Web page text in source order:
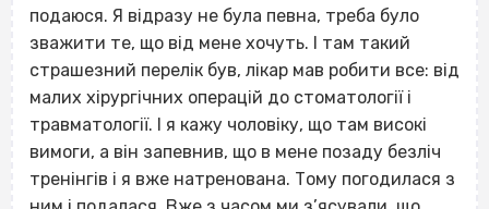
подаюся. Я відразу не була певна, треба було
зважити те, що від мене хочуть. І там такий
страшезний перелік був, лікар мав робити все: від
малих хірургічних операцій до стоматології і
травматології. І я кажу чоловіку, що там високі
вимоги, а він запевнив, що в мене позаду безліч
тренінгів і я вже натренована. Тому погодилася з